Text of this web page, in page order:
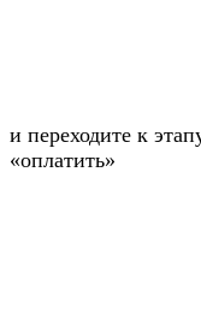
и переходите к
«оплатить»